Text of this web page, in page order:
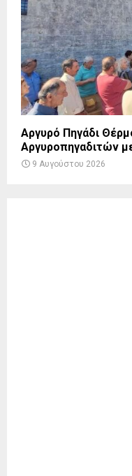
Αργυρό Πηγάδι
Αργυροπηγαδιτών
9 Αυγούστου 2026